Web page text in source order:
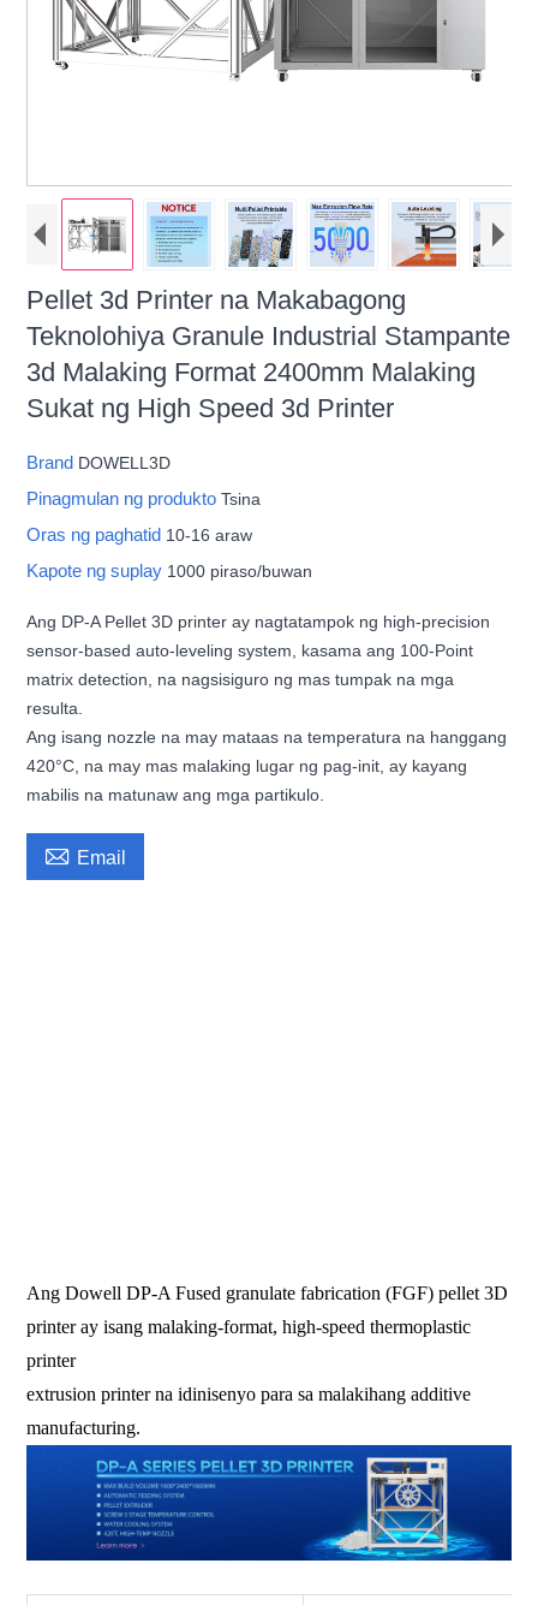
Pellet 3d Printer na Makabagong
Teknolohiya Granule Industrial Stampante
3d Malaking Format 2400mm Malaking
Sukat ng High Speed ​​3d Printer
Brand DOWELL3D
Pinagmulan ng produktoTsina
Oras ng paghatid 10-16 araw
Kapote ng suplay 1000 piraso/buwan
Ang DP-A Pellet 3D printer ay nagtatampok ng high-precision
sensor-based auto-leveling system, kasama ang 100-Point
matrix detection, na nagsisiguro ng mas tumpak na mga
resulta.
Ang isang nozzle na may mataas na temperatura na hanggang
420°C, na may mas malaking lugar ng pag-init, ay kayang
mabilis na matunaw ang mga partikulo.
 Email
Ang Dowell DP-A Fused granulate fabrication (FGF) pellet 3D
printer ay isang malaking-format, high-speed thermoplastic
printer
extrusion printer na idinisenyo para sa malakihang additive
manufacturing.